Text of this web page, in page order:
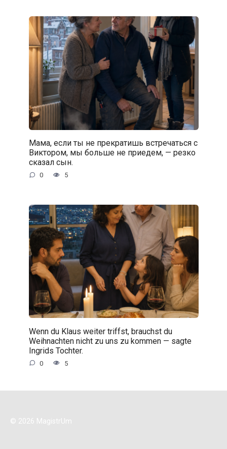
Мама, если ты не прекратишь встречаться с
Виктором, мы больше не приедем, — резко
сказал сын.
0 5
Wenn du Klaus weiter triffst, brauchst du
Weihnachten nicht zu uns zu kommen — sagte
Ingrids Tochter.
0 5
© 2026 MagistrUm